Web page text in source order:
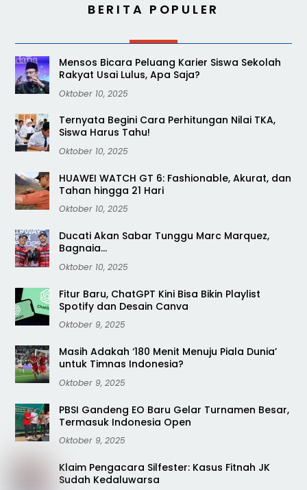
BERITA POPULER
Mensos Bicara Peluang Karier Siswa Sekolah
Rakyat Usai Lulus, Apa Saja?
Oktober 10, 2025
Ternyata Begini Cara Perhitungan Nilai TKA,
Siswa Harus Tahu!
Oktober 10, 2025
HUAWEI WATCH GT 6: Fashionable, Akurat, dan
Tahan hingga 21 Hari
Oktober 10, 2025
Ducati Akan Sabar Tunggu Marc Marquez,
Bagnaia…
Oktober 10, 2025
Fitur Baru, ChatGPT Kini Bisa Bikin Playlist
Spotify dan Desain Canva
Oktober 9, 2025
Masih Adakah ‘180 Menit Menuju Piala Dunia’
untuk Timnas Indonesia?
Oktober 9, 2025
PBSI Gandeng EO Baru Gelar Turnamen Besar,
Termasuk Indonesia Open
Oktober 9, 2025
Klaim Pengacara Silfester: Kasus Fitnah JK
Sudah Kedaluwarsa